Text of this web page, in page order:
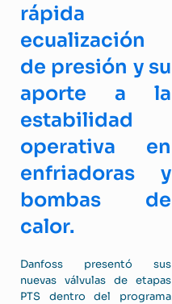
rápida
ecualización
de presión y su
aporte a la
estabilidad
operativa en
enfriadoras y
bombas de
calor.
Danfoss presentó sus
nuevas válvulas de etapas
PTS dentro del programa